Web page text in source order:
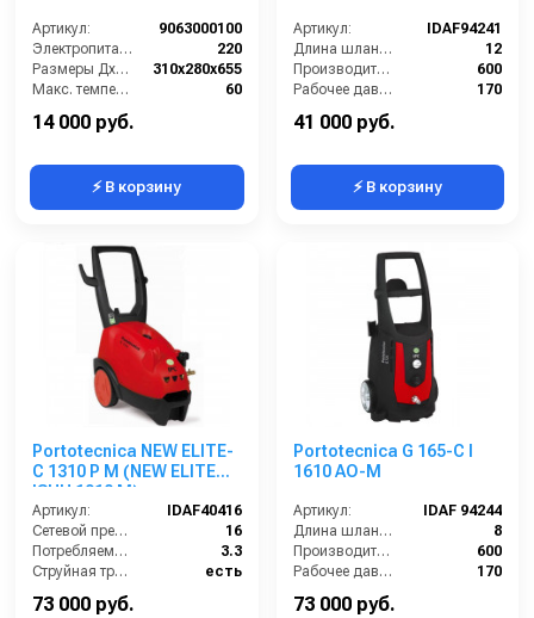
Артикул:
9063000100
Электропитание (В):
220
Размеры ДхШхВ (мм):
310x280x655
Макс. температура воды на входе (°C):
60
Производительность (л/мин):
14 000 руб.
⚡ В корзину
Артикул:
IDAF94241
Длина шланга ВД (м):
12
Производительность (л/ч):
600
Рабочее давление (бар):
170
Мощность (кВт):
41 000 руб.
⚡ В корзину
Portotecnica NEW ELITE-
C 1310 P M (NEW ELITE
ISHH 1910 M)
Артикул:
IDAF40416
Сетевой предохранитель (А):
16
Потребляемая мощность (Вт):
3.3
Струйная трубка (копьё):
есть
Производительность (л/ч):
73 000 руб.
Portotecnica G 165-C I
1610 AO-M
Артикул:
IDAF 94244
Длина шланга ВД (м):
8
Производительность (л/ч):
600
Рабочее давление (бар):
170
Мощность (кВт):
73 000 руб.